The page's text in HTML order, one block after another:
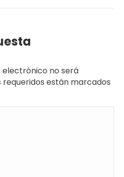
electrónico no será
requeridos están marcados